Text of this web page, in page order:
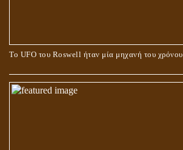
Το UFO του Roswell ήταν μία μηχανή του χρόνου